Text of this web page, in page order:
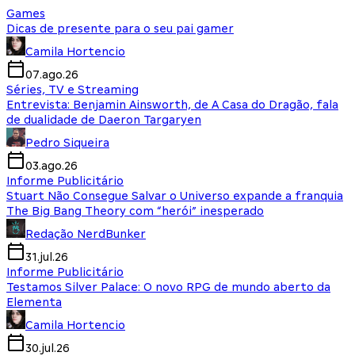
Games
Dicas de presente para o seu pai gamer
Camila Hortencio
07.ago.26
Séries, TV e Streaming
Entrevista: Benjamin Ainsworth, de A Casa do Dragão, fala
de dualidade de Daeron Targaryen
Pedro Siqueira
03.ago.26
Informe Publicitário
Stuart Não Consegue Salvar o Universo expande a franquia
The Big Bang Theory com “herói” inesperado
Redação NerdBunker
31.jul.26
Informe Publicitário
Testamos Silver Palace: O novo RPG de mundo aberto da
Elementa
Camila Hortencio
30.jul.26